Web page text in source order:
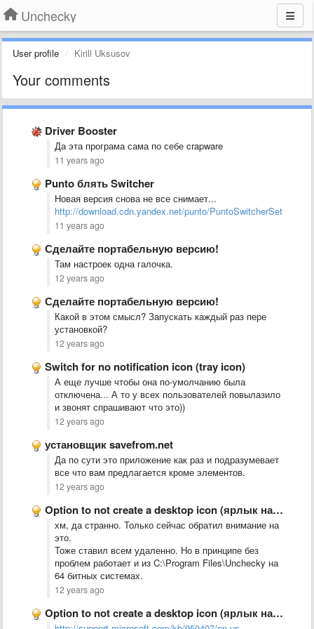
Unchecky
User profile Kirill Uksusov
Your comments
Driver Booster
Да эта програма сама по себе crapware
11 years ago
Punto блять Switcher
Новая версия снова не все снимает...
http://download.cdn.yandex.net/punto/PuntoSwitcherSetup.exe
11 years ago
Сделайте портабельную версию!
Там настроек одна галочка.
12 years ago
Сделайте портабельную версию!
Какой в этом смысл? Запускать каждый раз пере
установкой?
12 years ago
Switch for no notification icon (tray icon)
А еще лучше чтобы она по-умолчанию была
отключена... А то у всех пользователей повылазило
и звонят спрашивают что это))
12 years ago
установщик savefrom.net
Да по сути это приложение как раз и подразумевает
все что вам предлагается кроме элементов.
12 years ago
Option to not create a desktop icon (ярлык на рабочем …
хм, да странно. Только сейчас обратил внимание на
это.
Тоже ставил всем удаленно. Но в принципе без
проблем работает и из C:\Program Files\Unchecky на
64 битных системах.
12 years ago
Option to not create a desktop icon (ярлык на рабочем …